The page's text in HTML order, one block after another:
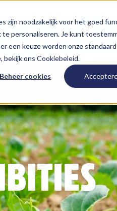
zijn noodzakelijk voor het goed
personaliseren. Je kunt
een keuze worden onze
bekijk ons Cookiebeleid.
Beheer cookies